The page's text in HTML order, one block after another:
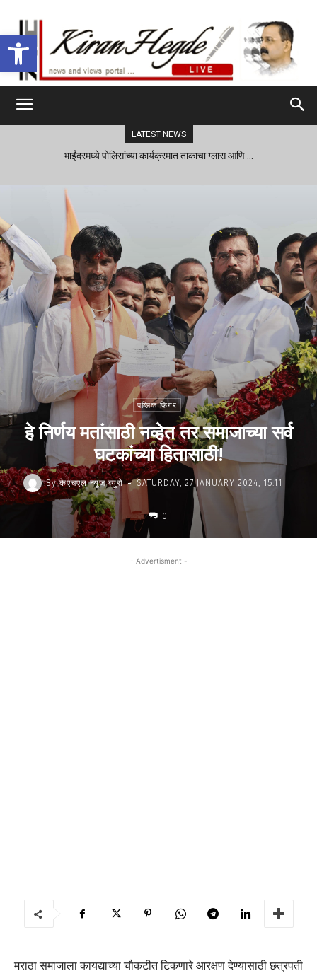
Open toolbar
LATEST NEWS
भाईंदरमध्ये पोलिसांच्या कार्यक्रमात ताकाचा ग्लास आणि …
पब्लिक फिगर
हे निर्णय मतांसाठी नव्हेत तर समाजाच्या सर्व
घटकांच्या हितासाठी!
By केएचएल न्यूज ब्युरो - SATURDAY, 27 JANUARY 2024, 15:11
0
- Advertisment -
मराठा समाजाला कायद्याच्या चौकटीत टिकणारे आरक्षण देण्यासाठी छत्रपती